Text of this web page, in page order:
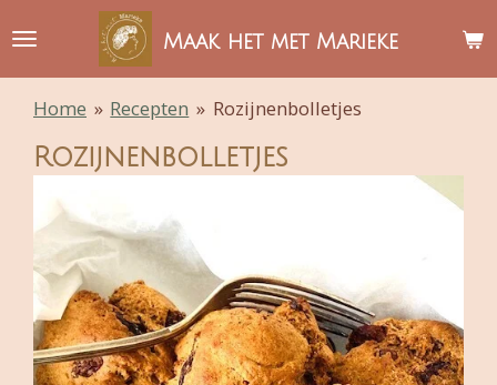
direct
naar
Maak het met Marieke
Home » Recepten » Rozijnenbolletjes
Rozijnenbolletjes